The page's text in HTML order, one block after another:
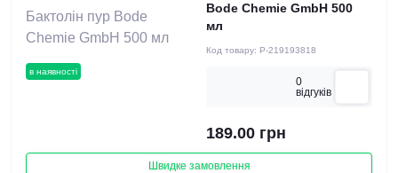
в наявності
Bode Chemie GmbH 500
мл
Код товару: P-219193818
0
вiдгукiв
189.00 грн
Швидке замовлення